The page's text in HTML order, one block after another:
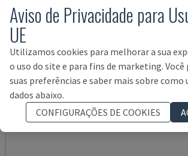
HYPERSPARK 2 EXACT WITH EROWA
AGIE - MÁQUINA DE ELETROEROSÃO
Aviso de Privacidade para
UE
Utilizamos cookies para melhorar a sua
o uso do site e para fins de marketing.
suas preferências e saber mais sobre como
dados abaixo.
CONFIGURAÇÕES DE COOKIES